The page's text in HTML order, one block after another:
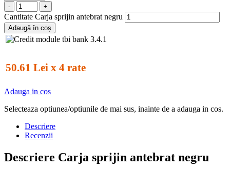
- +
Cantitate Carja sprijin antebrat negru
Adaugă în coș
50.61 Lei x 4 rate
Adauga in cos
Selecteaza optiunea/optiunile de mai sus, inainte de a adauga in cos.
Descriere
Recenzii
Descriere Carja sprijin antebrat negru